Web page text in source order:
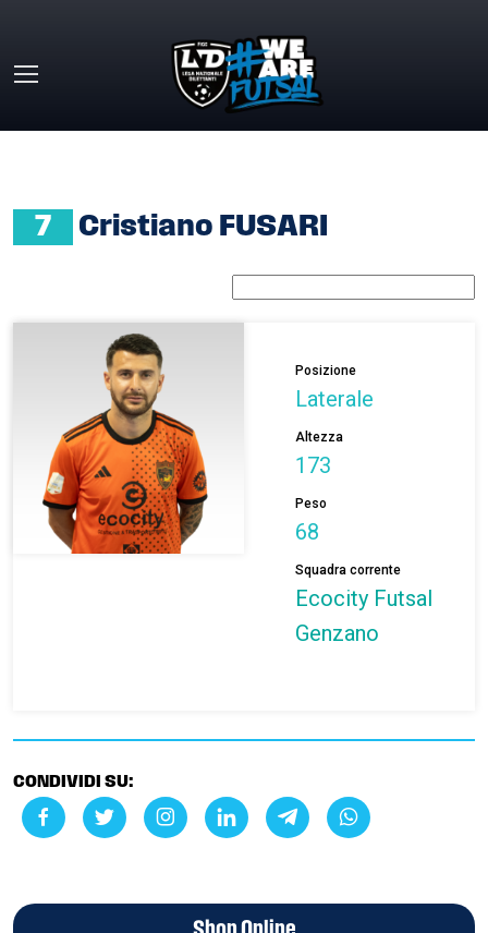
7 Cristiano FUSARI
Posizione
Laterale
Altezza
173
Peso
68
Squadra corrente
Ecocity Futsal
Genzano
CONDIVIDI SU: